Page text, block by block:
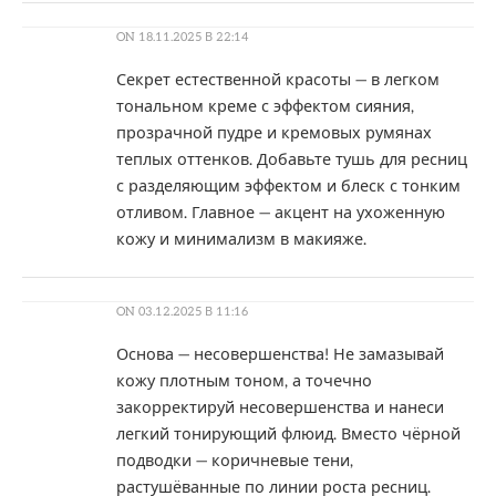
ON 18.11.2025 В 22:14
Секрет естественной красоты — в легком
тональном креме с эффектом сияния,
прозрачной пудре и кремовых румянах
теплых оттенков. Добавьте тушь для ресниц
с разделяющим эффектом и блеск с тонким
отливом. Главное — акцент на ухоженную
кожу и минимализм в макияже.
ON 03.12.2025 В 11:16
Основа — несовершенства! Не замазывай
кожу плотным тоном, а точечно
закорректируй несовершенства и нанеси
легкий тонирующий флюид. Вместо чёрной
подводки — коричневые тени,
растушёванные по линии роста ресниц.